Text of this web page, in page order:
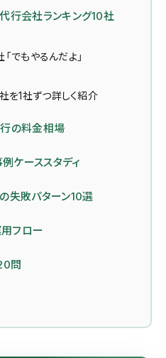
行会社ランキング10社
でもやるんだよ」
を1社ずつ詳しく紹介
の料金相場
ケーススタディ
失敗パターン10選
フロー
問